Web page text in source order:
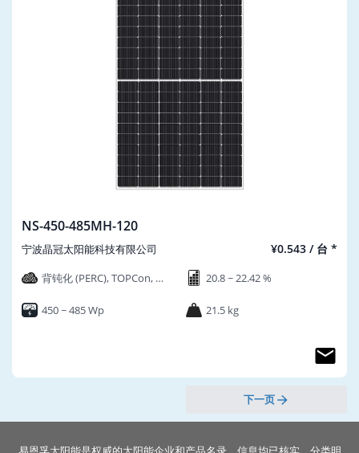
NS-450-485MH-120
宁波晶冠太阳能科技有限公司 ¥0.543 / 台 *
背钝化 (PERC), TOPCon, 异
20.8 ~ 22.42 %
450 ~ 485 Wp 21.5 kg
下一页